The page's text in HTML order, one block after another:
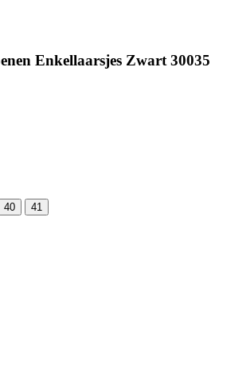
Enkellaarsjes Zwart 30035
40 41